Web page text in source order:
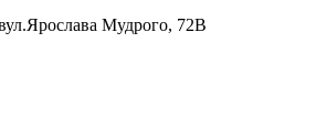
Мудрого, 72В